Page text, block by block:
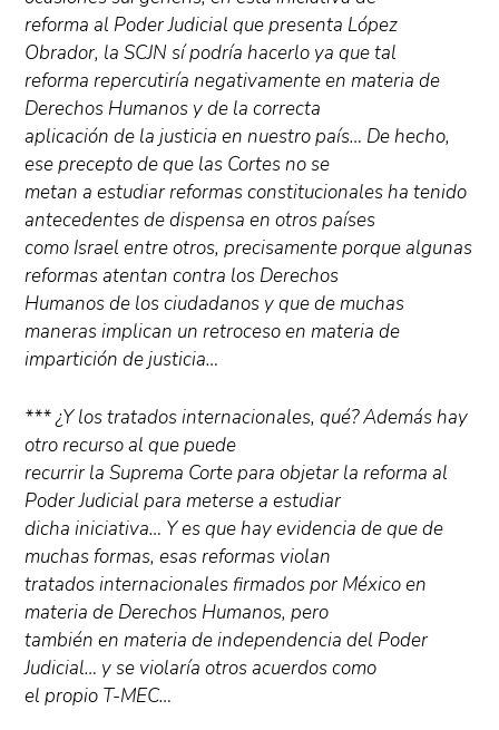
reforma al Poder Judicial que presenta López
Obrador, la SCJN sí podría hacerlo ya que tal
reforma repercutiría negativamente en materia de
Derechos Humanos y de la correcta
aplicación de la justicia en nuestro país… De hecho,
ese precepto de que las Cortes no se
metan a estudiar reformas constitucionales ha tenido
antecedentes de dispensa en otros países
como Israel entre otros, precisamente porque algunas
reformas atentan contra los Derechos
Humanos de los ciudadanos y que de muchas
maneras implican un retroceso en materia de
impartición de justicia…
*** ¿Y los tratados internacionales, qué? Además hay
otro recurso al que puede
recurrir la Suprema Corte para objetar la reforma al
Poder Judicial para meterse a estudiar
dicha iniciativa… Y es que hay evidencia de que de
muchas formas, esas reformas violan
tratados internacionales firmados por México en
materia de Derechos Humanos, pero
también en materia de independencia del Poder
Judicial… y se violaría otros acuerdos como
el propio T-MEC…